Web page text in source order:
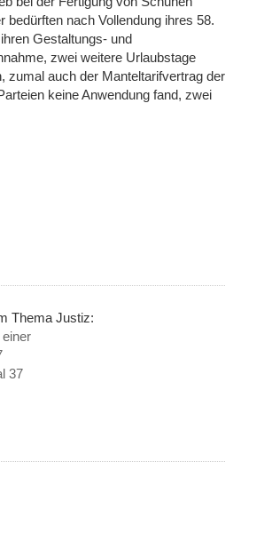
bedürften nach Vollendung ihres 58.
Gestaltungs- und
zwei weitere Urlaubstage
zumal auch der Manteltarifvertrag der
keine Anwendung fand, zwei
Thema Justiz:
37